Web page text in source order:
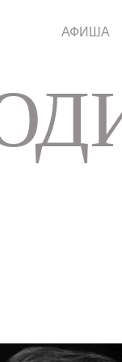
АФИША